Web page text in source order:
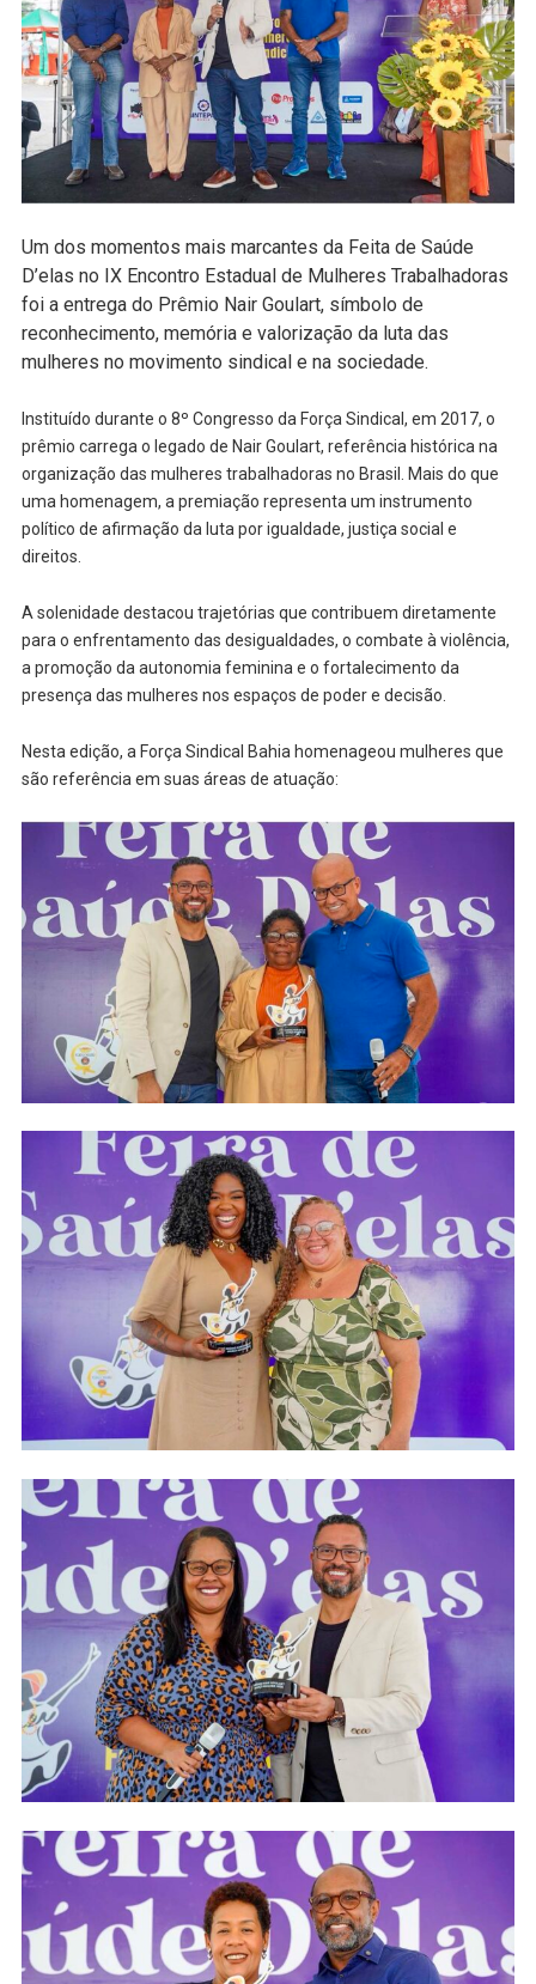
Um dos momentos mais marcantes da Feita de Saúde
D’elas no IX Encontro Estadual de Mulheres Trabalhadoras
foi a entrega do Prêmio Nair Goulart, símbolo de
reconhecimento, memória e valorização da luta das
mulheres no movimento sindical e na sociedade.
Instituído durante o 8º Congresso da Força Sindical, em 2017, o
prêmio carrega o legado de Nair Goulart, referência histórica na
organização das mulheres trabalhadoras no Brasil. Mais do que
uma homenagem, a premiação representa um instrumento
político de afirmação da luta por igualdade, justiça social e
direitos.
A solenidade destacou trajetórias que contribuem diretamente
para o enfrentamento das desigualdades, o combate à violência,
a promoção da autonomia feminina e o fortalecimento da
presença das mulheres nos espaços de poder e decisão.
Nesta edição, a Força Sindical Bahia homenageou mulheres que
são referência em suas áreas de atuação: